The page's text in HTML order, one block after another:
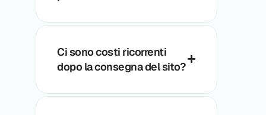
Ci sono costi ricorrenti
dopo la consegna del sito?